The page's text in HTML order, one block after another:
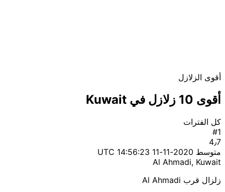
أقوى الزلازل
أقوى 10 زلازل في Kuwait
كل الفترات
#1
4٫7
متوسط 2020-11-11 14:56:23 UTC
Al Ahmadi, Kuwait
زلزال قرب Al Ahmadi